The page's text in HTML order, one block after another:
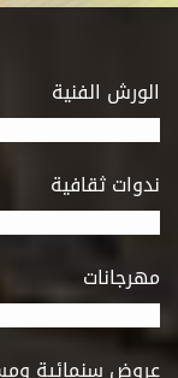
الورش الفنية
ندوات ثقافية
مهرجانات
عروض سنمائية